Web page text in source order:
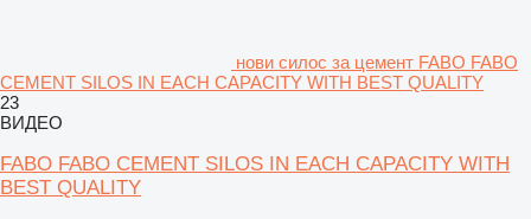
нови силос за цемент FABO FABO
CEMENT SILOS IN EACH CAPACITY WITH BEST QUALITY
23
ВИДЕО
FABO FABO CEMENT SILOS IN EACH CAPACITY WITH
BEST QUALITY